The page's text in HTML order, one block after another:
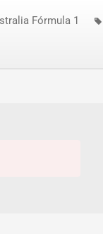
Fórmula 1